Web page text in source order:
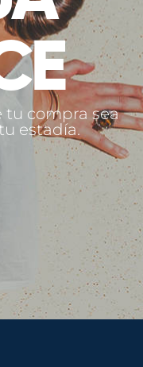
tu compra sea
estadía.